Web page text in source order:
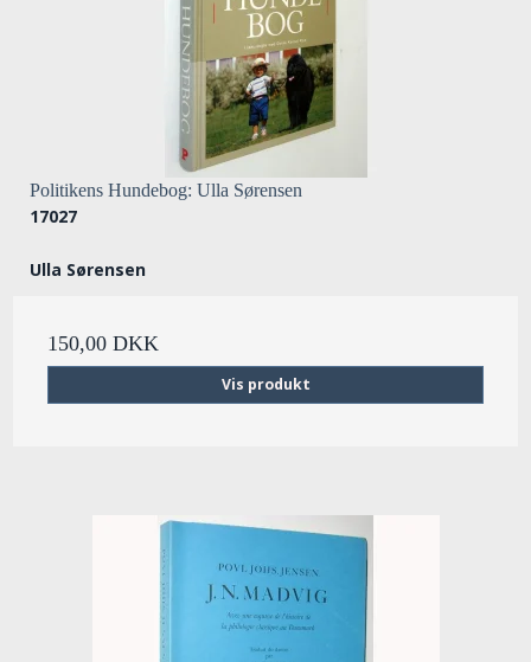
Politikens Hundebog: Ulla Sørensen
17027
Ulla Sørensen
150,00 DKK
Vis produkt